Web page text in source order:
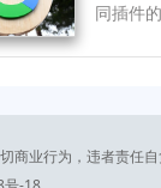
同插件
商业行为，违者责任自